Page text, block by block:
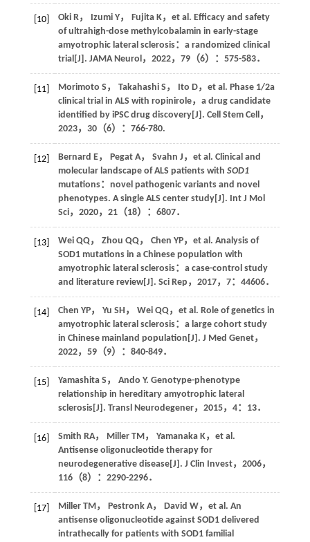
[10] Oki R， Izumi Y， Fujita K， et al . Efficacy and safety
of ultrahigh-dose methylcobalamin in early-stage
amyotrophic lateral sclerosis：a randomized clinical
trial[J]. JAMA Neurol ， 2022， 79（6）：575-583．
[11] Morimoto S ， Takahashi S ， Ito D， et al . Phase 1/2a
clinical trial in ALS with ropinirole，a drug candidate
identified by iPSC drug discovery[J]. Cell Stem Cell ，
2023， 30（6）：766-780.
[12] Bernard E， Pegat A， Svahn J ， et al . Clinical and
molecular landscape of ALS patients with SOD1
mutations：novel pathogenic variants and novel
phenotypes. A single ALS center study[J]. Int J Mol
Sci， 2020， 21（18）：6807．
[13] Wei QQ， Zhou QQ， Chen YP， et al . Analysis of
SOD1 mutations in a Chinese population with
amyotrophic lateral sclerosis：a case-control study
and literature review[J]. Sci Rep ， 2017， 7：44606．
[14] Chen YP， Yu SH ， Wei QQ， et al . Role of genetics in
amyotrophic lateral sclerosis：a large cohort study
in Chinese mainland population[J]. J Med Genet，
2022， 59（9）：840-849．
[15] Yamashita S ， Ando Y. Genotype-phenotype
relationship in hereditary amyotrophic lateral
sclerosis[J]. Transl Neurodegener， 2015， 4：13．
[16] Smith RA， Miller TM ， Yamanaka K， et al .
Antisense oligonucleotide therapy for
neurodegenerative disease[J]. J Clin Invest， 2006，
116（8）：2290-2296．
[17] Miller TM ， Pestronk A， David W， et al . An
antisense oligonucleotide against SOD1 delivered
intrathecally for patients with SOD1 familial